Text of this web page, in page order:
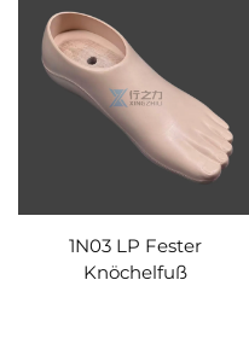
1N03 LP Fester
Knöchelfuß